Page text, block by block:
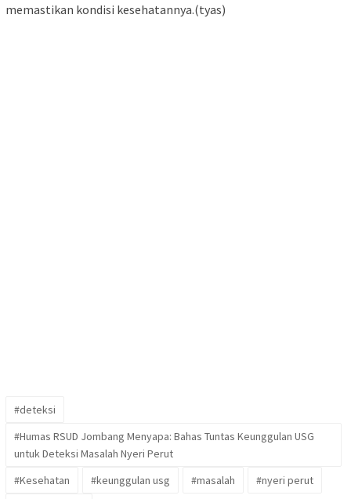
memastikan kondisi kesehatannya.(tyas)
#deteksi
#Humas RSUD Jombang Menyapa: Bahas Tuntas Keunggulan USG
untuk Deteksi Masalah Nyeri Perut
#Kesehatan
#keunggulan usg #masalah
#nyeri perut